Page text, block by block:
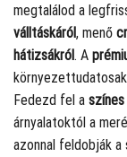
megtalálod a
válltáskáról, menő
hátizsákról. A
Fedezd fel a
árnyalatoktól a
azonnal feldobják